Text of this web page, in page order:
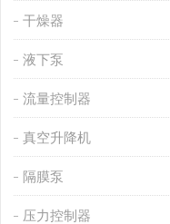
干燥器
液下泵
流量控制器
真空升降机
隔膜泵
压力控制器